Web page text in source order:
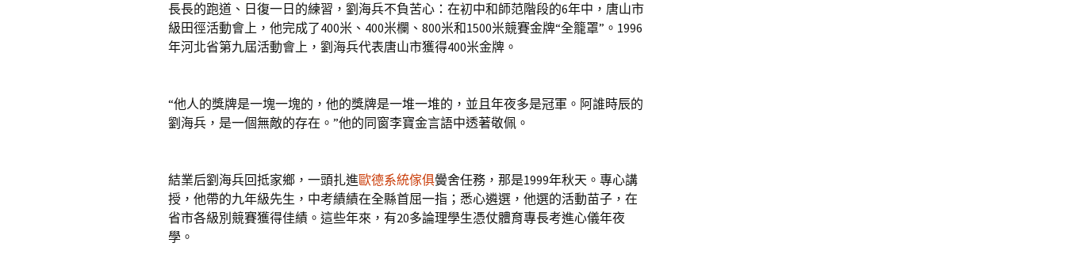
長長的跑道、日復一日的練習，劉海兵不負苦心：在初中和師范階段的6年中，唐山市
級田徑活動會上，他完成了400米、400米欄、800米和1500米競賽金牌“全籠罩”。1996
年河北省第九屆活動會上，劉海兵代表唐山市獲得400米金牌。
“他人的獎牌是一塊一塊的，他的獎牌是一堆一堆的，並且年夜多是冠軍。阿誰時辰的
劉海兵，是一個無敵的存在。”他的同窗李寶金言語中透著敬佩。
結業后劉海兵回抵家鄉，一頭扎進歐德系統傢俱黌舍任務，那是1999年秋天。專心講
授，他帶的九年級先生，中考績績在全縣首屈一指；悉心遴選，他選的活動苗子，在
省市各級別競賽獲得佳績。這些年來，有20多論理學生憑仗體育專長考進心儀年夜
學。